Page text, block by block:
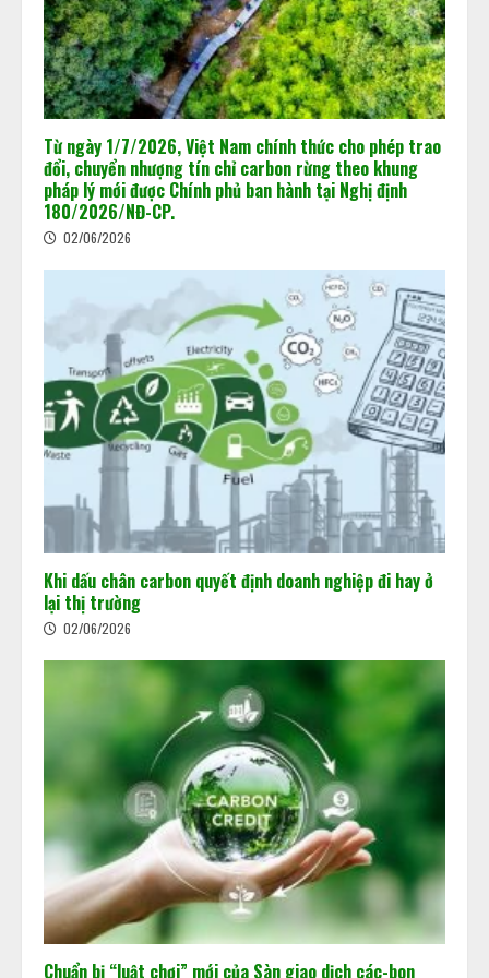
Từ ngày 1/7/2026, Việt Nam chính thức cho phép trao
đổi, chuyển nhượng tín chỉ carbon rừng theo khung
pháp lý mới được Chính phủ ban hành tại Nghị định
180/2026/NĐ-CP.
02/06/2026
Khi dấu chân carbon quyết định doanh nghiệp đi hay ở
lại thị trường
02/06/2026
Chuẩn bị “luật chơi” mới của Sàn giao dịch các-bon
2
Khi dấu chân carbon quyết định
doanh nghiệp đi hay ở lại thị trường
02/06/2026
3
15/05/2026
4
Minh bạch MRV: Nền tảng cho thị
trường tín chỉ carbon
15/05/2026
5
Thị trường Các-bon: Cơ hội và tiềm
năng
08/05/2026